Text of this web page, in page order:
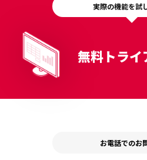
実際の機能を試
無料トライ
お電話でのお